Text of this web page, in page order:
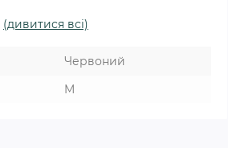
(дивитися всі)
Червоний
M